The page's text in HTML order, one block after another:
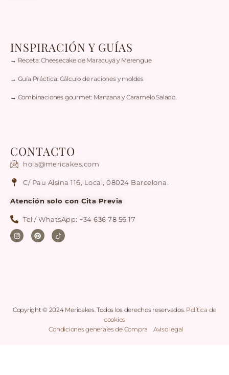
INSPIRACIÓN Y GUÍAS
→ Receta: Cheesecake de Maracuyá y Merengue
→ Guía Práctica: Cálculo de raciones y moldes
→ Combinaciones gourmet: Manzana y Caramelo Salado.
CONTACTO
hola@mericakes.com
C/ Pau Alsina 116, Local, 08024 Barcelona.
Atención solo con Cita Previa
Tel / WhatsApp: +34 636 78 56 17
Copyright © 2024 Mericakes. Todos los derechos reservados. Política de
cookies
|Condiciones generales de Compra Aviso legal